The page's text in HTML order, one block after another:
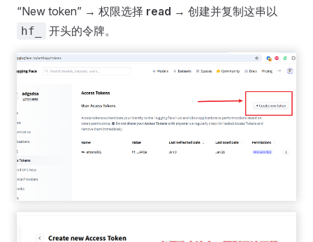
“New token” → 权限选择 read → 创建并复制这串以
hf_ 开头的令牌。